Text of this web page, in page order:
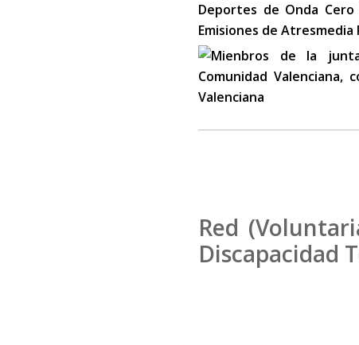
Deportes de Onda Cero
Emisiones de Atresmedia
Red
Discapacidad